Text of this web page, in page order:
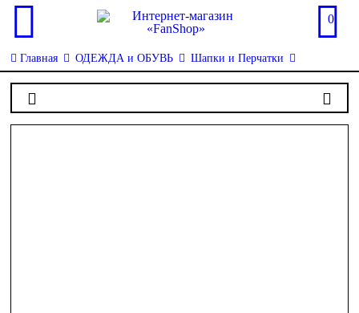
0
Главная ОДЕЖДА и ОБУВЬ Шапки и Перчатки